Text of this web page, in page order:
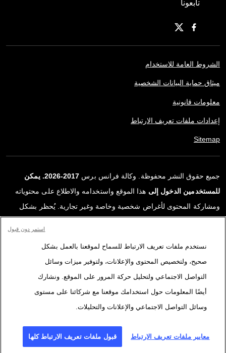
تابعونا
الشروط العامة للاستخدام
ميثاق حماية البيانات الشخصية
معلومات قانونية
إعدادات ملفات تعريف الارتباط
Sitemap
جميع حقوق النشر محفوظة. وكالة فرانس برس
2017-2026. يمكن
للمستخدمين الدخول إلى هذا الموقع واستخدامه والاطلاع على محتوياته
ومشاركة المحتوى لأغراض شخصية وخاصة وغير تجارية. يُحظر بشكل
ترخيص محددة موقعة مع وكالة فرانس برس. المواد والروابط الواردة في
التقارير، والتي لم تنتجها وكالة فرانس برس، مستخدمة فقط وبالقدر
اللازم كعناصر إثبات لمحتوى هذه التقارير. لم تحصل فرانس برس على أي
حقوق من المؤلفين أو مالكي حقوق النشر لهذا المحتوى ولا تتحمّل أي
مسؤوليّة في هذا الصدد. وكالة فرانس برس وشعارها علامتان تجاريتان
نستخدم ملفات تعريف الارتباط للسماح لموقعنا بالعمل بشكل
صحيح، ولتخصيص المحتوى والإعلانات، ولتوفير ميزات وسائل
التواصل الاجتماعي ولتحليل حركة المرور على الموقع. ونشارك
أيضًا المعلومات حول استخدامك موقعنا مع شركائنا على مستوى
وسائل التواصل الاجتماعي والإعلانات والتحليلات.
معايير ملفات تعريف الارتباط قبول ملفات تعريف الارتباط كلها
استمر دون قبول